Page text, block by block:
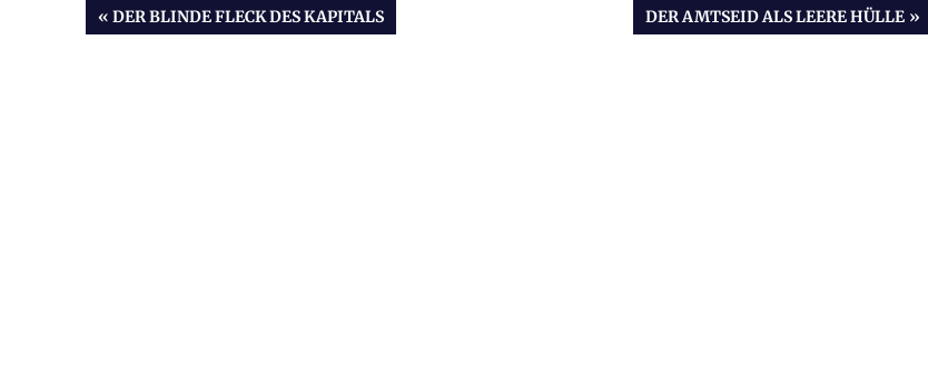
Beitragsnavigation
VORHERIGER
BEITRAG:
DER BLINDE FLECK DES KAPITALS
NÄCHSTER
BEITRAG:
DER AMTSEID ALS LEERE HÜLLE